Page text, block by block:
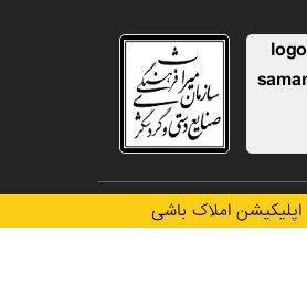
املاک باشی
به املاک باشی می باشد.